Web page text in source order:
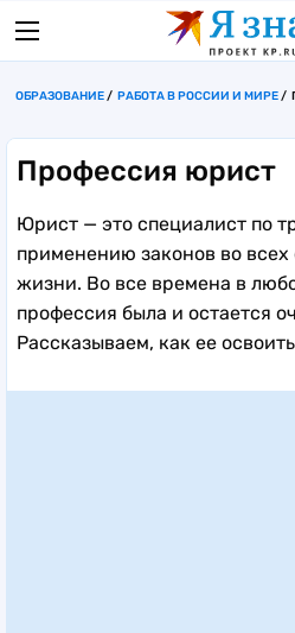
ОБРАЗОВАНИЕ РАБОТА В РОССИИ И МИРЕ
Профессия юрист
Юрист — это специалист по
применению законов во
жизни. Во все времена в
профессия была и остается
Рассказываем, как ее